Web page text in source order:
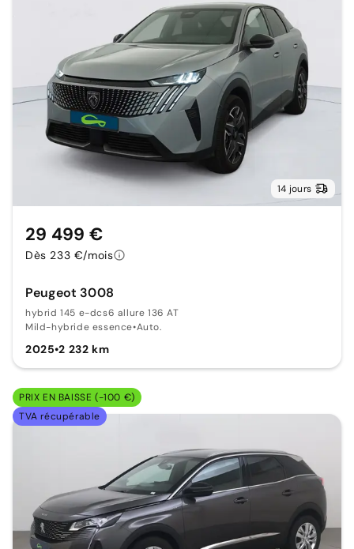
14 jours
Peugeot 3008
hybrid 145 e-dcs6 allure 136 AT
Mild-hybride essence•Auto.
2025•2 232 km
29 499 €
Dès 233 €/mois
PRIX EN BAISSE (-100 €)
TVA récupérable